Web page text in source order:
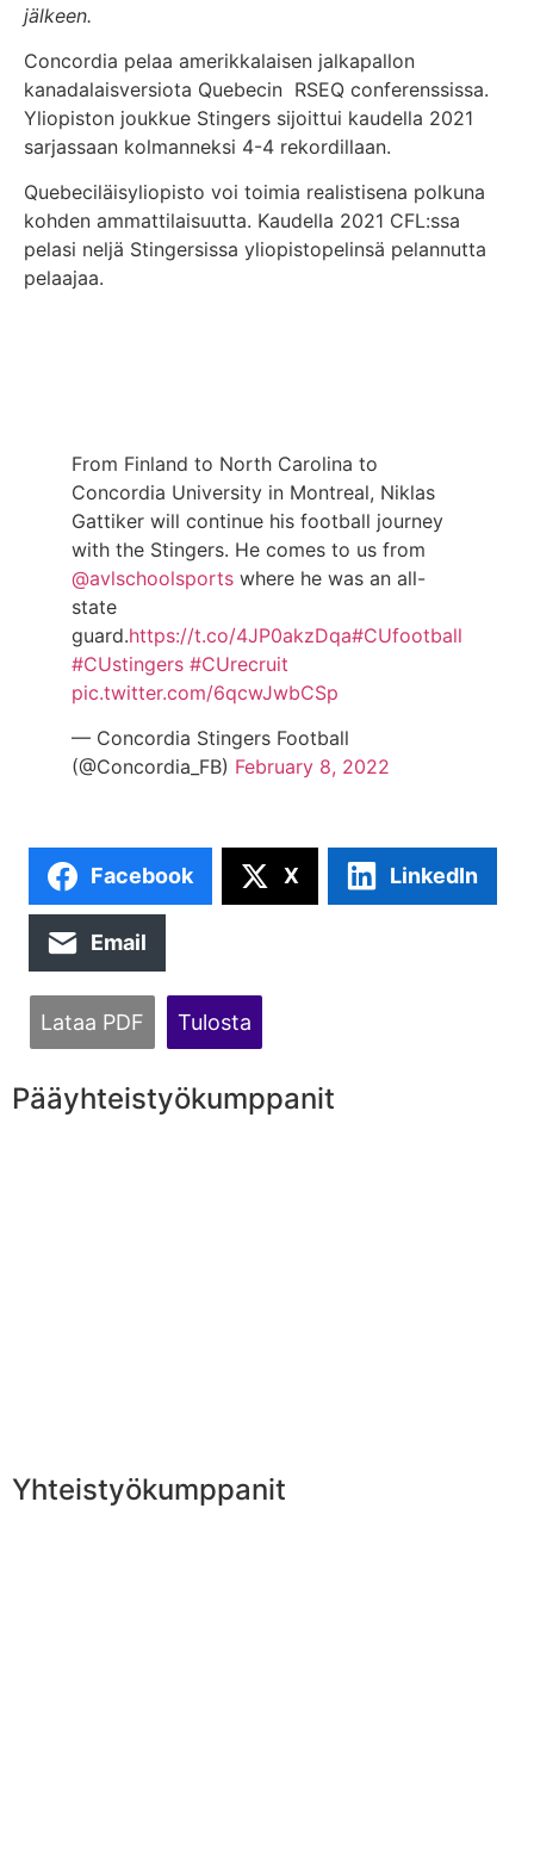
jälkeen.
Concordia pelaa amerikkalaisen jalkapallon
kanadalaisversiota Quebecin RSEQ conferenssissa.
Yliopiston joukkue Stingers sijoittui kaudella 2021
sarjassaan kolmanneksi 4-4 rekordillaan.
Quebeciläisyliopisto voi toimia realistisena polkuna
kohden ammattilaisuutta. Kaudella 2021 CFL:ssa
pelasi neljä Stingersissa yliopistopelinsä pelannutta
pelaajaa.
From Finland to North Carolina to
Concordia University in Montreal, Niklas
Gattiker will continue his football journey
with the Stingers. He comes to us from
@avlschoolsports where he was an all-
state
guard.https://t.co/4JP0akzDqa#CUfootball
#CUstingers #CUrecruit
pic.twitter.com/6qcwJwbCSp
— Concordia Stingers Football
(@Concordia_FB) February 8, 2022
Facebook X LinkedIn
Email
Lataa PDF Tulosta
Pääyhteistyökumppanit
Yhteistyökumppanit